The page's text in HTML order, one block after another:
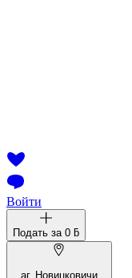
Войти
Подать за 0 ƃ
аг. Новицковичи